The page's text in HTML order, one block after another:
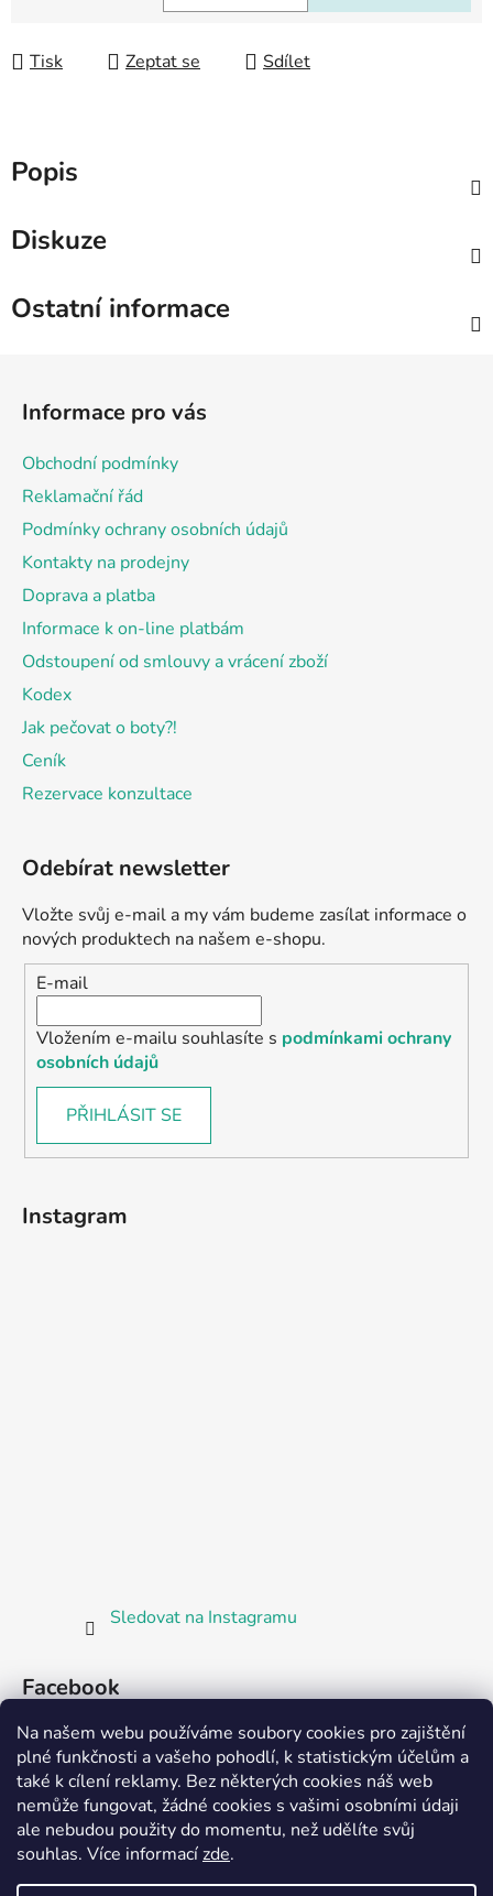
Na našem webu používáme soubory cookies pro zajištění
plné funkčnosti a vašeho pohodlí, k statistickým účelům a
také k cílení reklamy. Bez některých cookies náš web
nemůže fungovat, žádné cookies s vašimi osobními údaji
ale nebudou použity do momentu, než udělíte svůj
souhlas. Více informacízde.
Tisk Zeptat se Sdílet
Popis
Diskuze
Ostatní informace
Informace pro vás
Obchodní podmínky
Reklamační řád
Podmínky ochrany osobních údajů
Kontakty na prodejny
Doprava a platba
Informace k on-line platbám
Odstoupení od smlouvy a vrácení zboží
Kodex
Jak pečovat o boty?!
Ceník
Rezervace konzultace
Odebírat newsletter
Vložte svůj e-mail a my vám budeme zasílat informace o
nových produktech na našem e-shopu.
E-mail
Vložením e-mailu souhlasíte s podmínkami ochrany
osobních údajů
PŘIHLÁSIT SE
Instagram
Sledovat na Instagramu
Facebook
Partnerská prodejna Barefoot Plzeň